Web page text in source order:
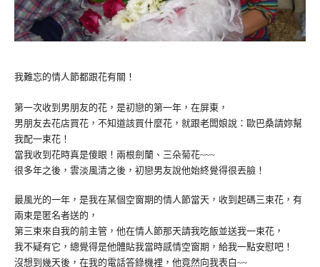
我難忘的情人節都跟花有關！
第一次收到男朋友的花，是初戀的第一年，在屏東，
男朋友去花店買花，不知道該買什麼花，就跟老闆娘說：歐巴桑請妳幫
我配一束花！
當我收到花時真是傻眼！兩根劍蘭、三朵菊花~~~
很多年之後，雲淡風清之後，初戀男友說他始終覺得很丟臉！
最風光的一年，是我在某個空窗期的情人節當天，收到起碼三束花，有
兩束是匿名者送的，
第三束來自我的前主管，他在情人節那天請我吃飯並送我一束花，
我不疑有它，總覺得是他體貼我當時感情空窗期，給我一點安慰吧！
沒想到幾天後，在我的電話答錄機裡，他竟然向我表白~~